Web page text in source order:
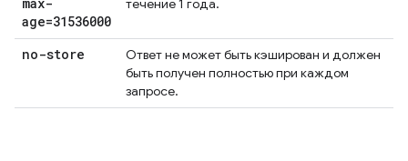
age=31536000
течение 1 года.
no-store
Ответ не может быть кэширован и должен
быть получен полностью при каждом
запросе.